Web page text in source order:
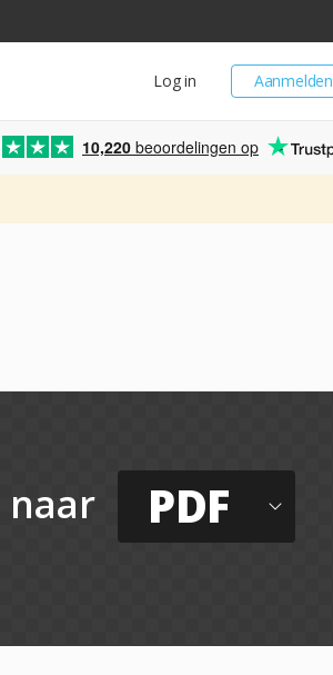
Aanmelden
Log in
10,220 beoordelingen op
naar PDF